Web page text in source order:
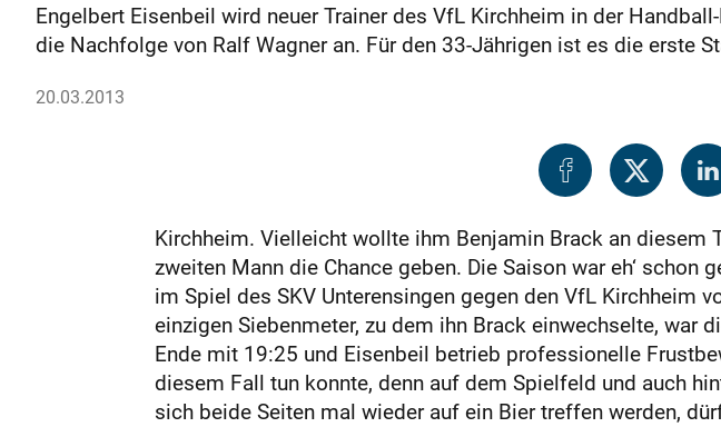
Engelbert Eisenbeil wird neuer Trainer des VfL Kirchheim in der
die Nachfolge von Ralf Wagner an. Für den 33-Jährigen ist es die erste
20.03.2013
Kirchheim. Vielleicht wollte ihm Benjamin Brack an diesem
zweiten Mann die Chance geben. Die Saison war eh‘
im Spiel des SKV Unterensingen gegen den VfL Kirchheim
einzigen Siebenmeter, zu dem ihn Brack einwechselte, war
Ende mit 19:25 und Eisenbeil betrieb professionelle
diesem Fall tun konnte, denn auf dem Spielfeld und auch
sich beide Seiten mal wieder auf ein Bier treffen werden,